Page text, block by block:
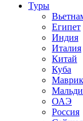
Туры
Египет
Индия
Италия
Китай
Куба
ОАЭ
Россия